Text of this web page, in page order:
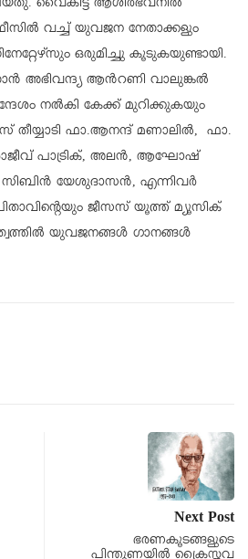
വൈകിട്ട് ആശിർഭവനിൽ
വച്ച് യുവജന നേതാക്കളും
ഒരുമിച്ചു കൂടുകയുണ്ടായി.
അഭിവന്ദ്യ ആൻറണി വാലുങ്കൽ
നൽകി കേക്ക് മുറിക്കുകയും
തീയ്യാടി ഫാ.ആനന്ദ് മണാലില്‍, ഫാ.
പാട്രിക്, അലൻ, ആഘോഷ്
യേശുദാസൻ, എന്നിവർ
ജീസസ് യൂത്ത് മ്യൂസിക്
യുവജനങ്ങൾ ഗാനങ്ങൾ
Next Post
ഭരണകൂടങ്ങളുടെ